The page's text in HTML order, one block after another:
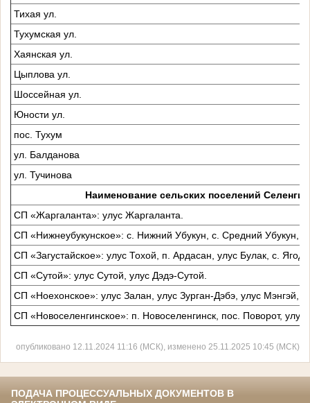
Тихая ул.
Тухумская ул.
Хаянская ул.
Цыплова ул.
Шоссейная ул.
Юности ул.
пос. Тухум
ул. Балданова
ул. Тучинова
Наименование сельских поселений
СП «Жаргаланта»: улус Жаргаланта.
СП «Нижнеубукунское»: с. Нижний Убукун, с. Средний Убукун,
СП «Загустайское»: улус Тохой, п. Ардасан, улус Булак, с.
СП «Сутой»: улус Сутой, улус Дэдэ-Сутой.
СП «Ноехонское»: улус Залан, улус Зурган-Дэбэ, улус Мэнгэй,
СП «Новоселенгинское»: п. Новоселенгинск, пос. Поворот, улус
опубликовано 12.11.2024 11:16 (МСК), изменено 25.11.2025 10:45 (МСК)
ПОДАЧА ПРОЦЕССУАЛЬНЫХ ДОКУМЕНТОВ В